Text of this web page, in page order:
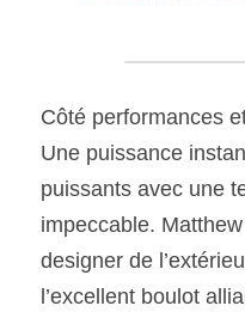
Côté performances
Une puissance
puissants avec une
impeccable.
designer de
l’excellent boulot